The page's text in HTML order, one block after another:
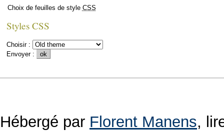
Choix de feuilles de style CSS
Styles CSS
Choisir :
Envoyer :
Hébergé par Florent Manens,